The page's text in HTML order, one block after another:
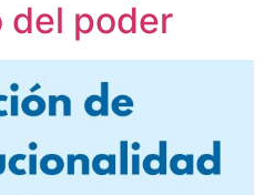
del poder